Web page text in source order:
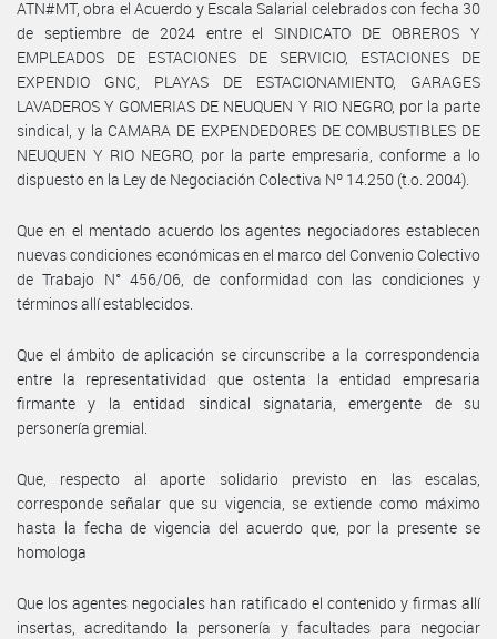
ATN#MT, obra el Acuerdo y Escala Salarial celebrados con fecha 30
de septiembre de 2024 entre el SINDICATO DE OBREROS Y
EMPLEADOS DE ESTACIONES DE SERVICIO, ESTACIONES DE
EXPENDIO GNC, PLAYAS DE ESTACIONAMIENTO, GARAGES
LAVADEROS Y GOMERIAS DE NEUQUEN Y RIO NEGRO, por la parte
sindical, y la CAMARA DE EXPENDEDORES DE COMBUSTIBLES DE
NEUQUEN Y RIO NEGRO, por la parte empresaria, conforme a lo
dispuesto en la Ley de Negociación Colectiva Nº 14.250 (t.o. 2004).
Que en el mentado acuerdo los agentes negociadores establecen
nuevas condiciones económicas en el marco del Convenio Colectivo
de Trabajo N° 456/06, de conformidad con las condiciones y
términos allí establecidos.
Que el ámbito de aplicación se circunscribe a la correspondencia
entre la representatividad que ostenta la entidad empresaria
firmante y la entidad sindical signataria, emergente de su
personería gremial.
Que, respecto al aporte solidario previsto en las escalas,
corresponde señalar que su vigencia, se extiende como máximo
hasta la fecha de vigencia del acuerdo que, por la presente se
homologa
Que los agentes negociales han ratificado el contenido y firmas allí
insertas, acreditando la personería y facultades para negociar